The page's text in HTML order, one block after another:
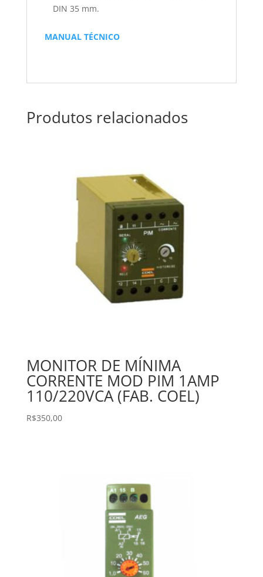
DIN 35 mm.
MANUAL TÉCNICO
Produtos relacionados
MONITOR DE MÍNIMA
CORRENTE MOD PIM 1AMP
110/220VCA (FAB. COEL)
R$350,00